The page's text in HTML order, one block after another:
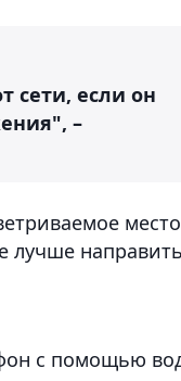
сети, если он
–
место
лучше
с помощью